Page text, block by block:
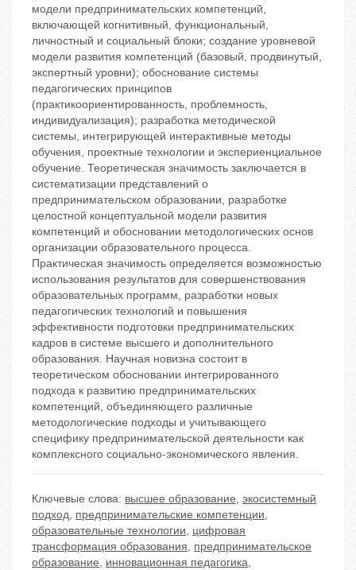
модели предпринимательских компетенций,
включающей когнитивный, функциональный,
личностный и социальный блоки; создание уровневой
модели развития компетенций (базовый, продвинутый,
экспертный уровни); обоснование системы
педагогических принципов
(практикоориентированность, проблемность,
индивидуализация); разработка методической
системы, интегрирующей интерактивные методы
обучения, проектные технологии и экспериенциальное
обучение. Теоретическая значимость заключается в
систематизации представлений о
предпринимательском образовании, разработке
целостной концептуальной модели развития
компетенций и обосновании методологических основ
организации образовательного процесса.
Практическая значимость определяется возможностью
использования результатов для совершенствования
образовательных программ, разработки новых
педагогических технологий и повышения
эффективности подготовки предпринимательских
кадров в системе высшего и дополнительного
образования. Научная новизна состоит в
теоретическом обосновании интегрированного
подхода к развитию предпринимательских
компетенций, объединяющего различные
методологические подходы и учитывающего
специфику предпринимательской деятельности как
комплексного социально-экономического явления.
Ключевые слова: высшее образование, экосистемный
подход, предпринимательские компетенции,
образовательные технологии, цифровая
трансформация образования, предпринимательское
образование, инновационная педагогика,